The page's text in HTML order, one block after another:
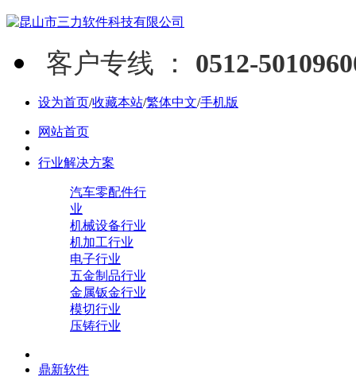
客户专线 ： 0512-
设为首页/收藏本站/繁体中文/手机版
网站首页
行业解决方案
汽车零配件行
业
机械设备行业
机加工行业
电子行业
五金制品行业
金属钣金行业
模切行业
压铸行业
鼎新软件